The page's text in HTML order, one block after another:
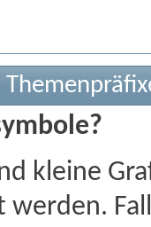
kleine
werden.